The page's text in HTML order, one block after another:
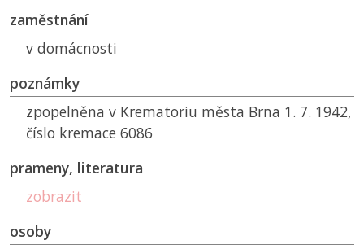
zaměstnání
v domácnosti
poznámky
zpopelněna v Krematoriu města Brna 1. 7. 1942,
číslo kremace 6086
prameny, literatura
zobrazit
osoby